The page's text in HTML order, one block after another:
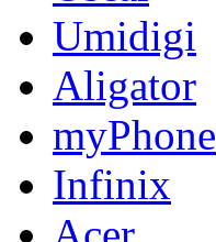
Umidigi
Aligator
myPhone
Infinix